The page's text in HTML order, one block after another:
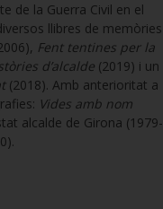
de la Guerra Civil en el
llibres de memòries
Fent tentines per la
d’alcalde (2019) i un
(2018). Amb anterioritat a
Vides amb nom
alcalde de Girona (1979-